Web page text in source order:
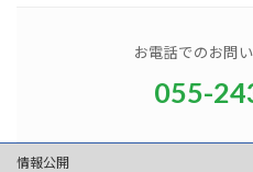
お電話でのお問
055-
情報公開